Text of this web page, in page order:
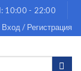
- 22:00
Вход / Регистрация